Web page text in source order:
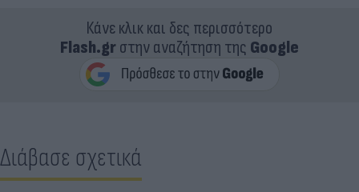
Κάνε κλικ και δες περισσότερο
Flash.grστην αναζήτηση της Google
Διάβασε σχετικά